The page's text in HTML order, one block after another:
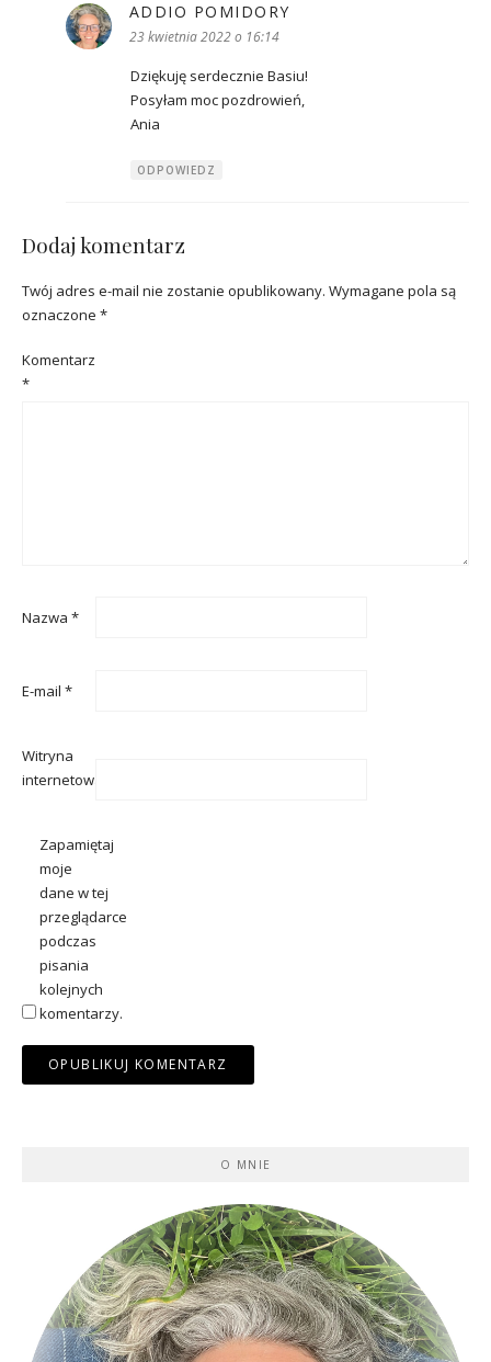
ADDIO POMIDORY
23 kwietnia 2022 o 16:14
Dziękuję serdecznie Basiu!
Posyłam moc pozdrowień,
Ania
ODPOWIEDZ
Dodaj komentarz
Twój adres e-mail nie zostanie opublikowany. Wymagane pola są
oznaczone *
Komentarz
*
Nazwa *
E-mail *
Witryna
internetowa
Zapamiętaj
moje
dane w tej
przeglądarce
podczas
pisania
kolejnych
komentarzy.
O MNIE